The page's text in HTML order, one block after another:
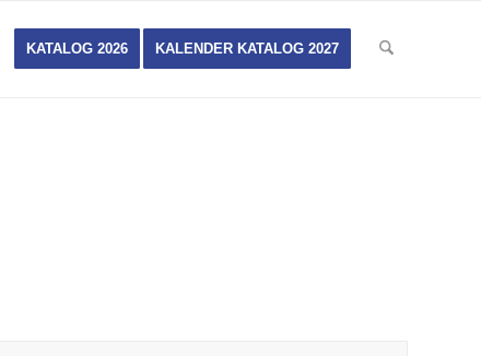
KATALOG 2026 KALENDER KATALOG 2027